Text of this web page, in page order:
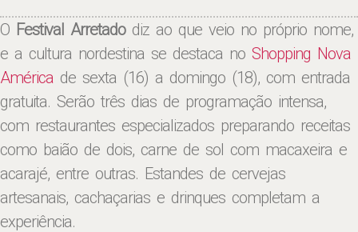
O Festival Arretadodiz ao que veio no próprio nome,
e a cultura nordestina se destaca no Shopping Nova
América de sexta (16) a domingo (18), com entrada
gratuita. Serão três dias de programação intensa,
com restaurantes especializados preparando receitas
como baião de dois, carne de sol com macaxeira e
acarajé, entre outras. Estandes de cervejas
artesanais, cachaçarias e drinques completam a
experiência.